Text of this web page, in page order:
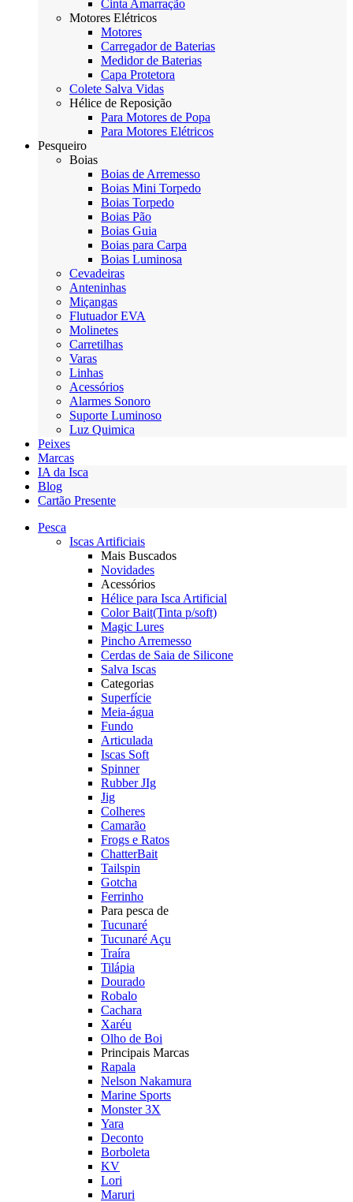
Cinta Amarração
Motores Elétricos
Motores
Carregador de Baterias
Medidor de Baterias
Capa Protetora
Colete Salva Vidas
Hélice de Reposição
Para Motores de Popa
Para Motores Elétricos
Pesqueiro
Boias
Boias de Arremesso
Boias Mini Torpedo
Boias Torpedo
Boias Pão
Boias Guia
Boias para Carpa
Boias Luminosa
Cevadeiras
Anteninhas
Miçangas
Flutuador EVA
Molinetes
Carretilhas
Varas
Linhas
Acessórios
Alarmes Sonoro
Suporte Luminoso
Luz Quimica
Peixes
Marcas
IA da Isca
Blog
Cartão Presente
Pesca
Iscas Artificiais
Mais Buscados
Novidades
Acessórios
Hélice para Isca Artificial
Color Bait(Tinta p/soft)
Magic Lures
Pincho Arremesso
Cerdas de Saia de Silicone
Salva Iscas
Categorias
Superfície
Meia-água
Fundo
Articulada
Iscas Soft
Spinner
Rubber JIg
Jig
Colheres
Camarão
Frogs e Ratos
ChatterBait
Tailspin
Gotcha
Ferrinho
Para pesca de
Tucunaré
Tucunaré Açu
Traíra
Tilápia
Dourado
Robalo
Cachara
Xaréu
Olho de Boi
Principais Marcas
Rapala
Nelson Nakamura
Marine Sports
Monster 3X
Yara
Deconto
Borboleta
KV
Lori
Maruri